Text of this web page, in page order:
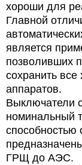
хороши для
Главной
является
позволивших
сохранить все
аппаратов.
Выключатели
номинальный
способностью
ГРЩ до АЭС.